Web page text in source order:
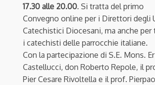
17.30 alle 20.00. Si tratta del primo
Convegno online per i Direttori degli
Catechistici Diocesani, ma anche
i catechisti delle parrocchie italiane.
Con la partecipazione di S.E. Mons.
Castellucci, don Roberto Repole, il
Pier Cesare Rivoltella e il prof.